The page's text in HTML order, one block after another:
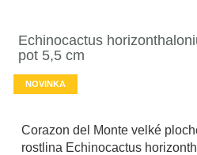
Echinocactus
pot 5,5 cm
NOVINKA
Corazon del Monte velké
rostlina Echinocactus